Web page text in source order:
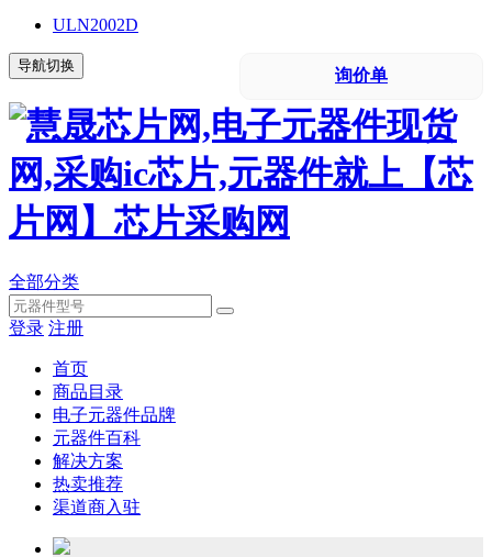
ULN2002D
询价单
导航切换
全部分类
登录 注册
首页
商品目录
电子元器件品牌
元器件百科
解决方案
热卖推荐
渠道商入驻